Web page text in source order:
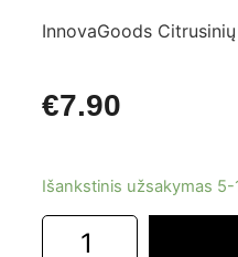
InnovaGoods
€7.90
Išankstinis užsakymas 5-